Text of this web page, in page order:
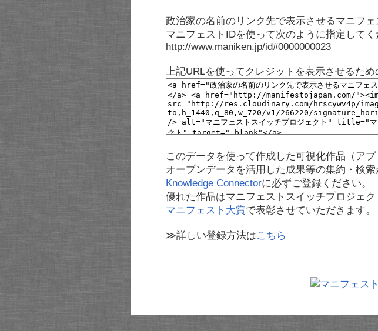
政治家の名前のリンク先で表示させるマニフェ
マニフェストIDを使って次のように指定してく
http://www.maniken.jp/id#0000000023
上記URLを使ってクレジットを表示させるため
このデータを使って作成した可視化作品（アプ
オープンデータを活用した成果等の集約・検索
Knowledge Connectorに必ずご登録ください。
優れた作品はマニフェストスイッチプロジェク
マニフェスト大賞で表彰させていただきます。
≫詳しい登録方法はこちら